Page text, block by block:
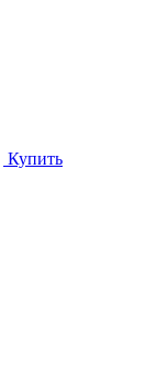
Купить